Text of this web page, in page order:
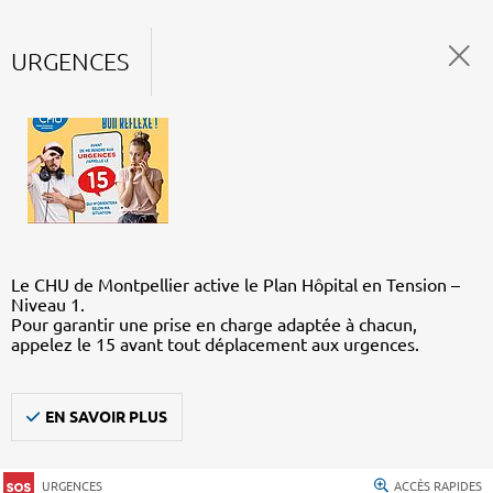
URGENCES
Le CHU de Montpellier active le Plan Hôpital en Tension –
Niveau 1.
Pour garantir une prise en charge adaptée à chacun,
appelez le 15 avant tout déplacement aux urgences.
EN SAVOIR PLUS
URGENCES ACCÈS RAPIDES